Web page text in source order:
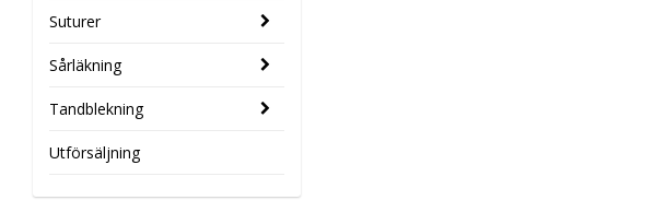
Suturer
Sårläkning
Tandblekning
Utförsäljning